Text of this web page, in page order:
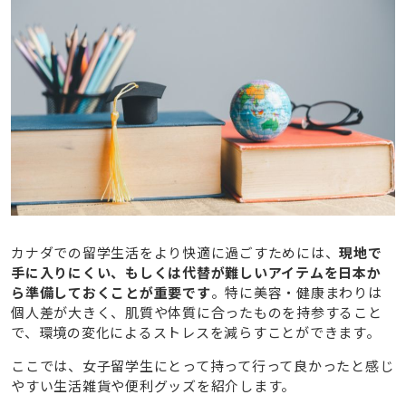
カナダでの留学生活をより快適に過ごすためには、現地で
手に入りにくい、もしくは代替が難しいアイテムを日本か
ら準備しておくことが重要です。特に美容・健康まわりは
個人差が大きく、肌質や体質に合ったものを持参すること
で、環境の変化によるストレスを減らすことができます。
ここでは、女子留学生にとって持って行って良かったと感じ
やすい生活雑貨や便利グッズを紹介します。